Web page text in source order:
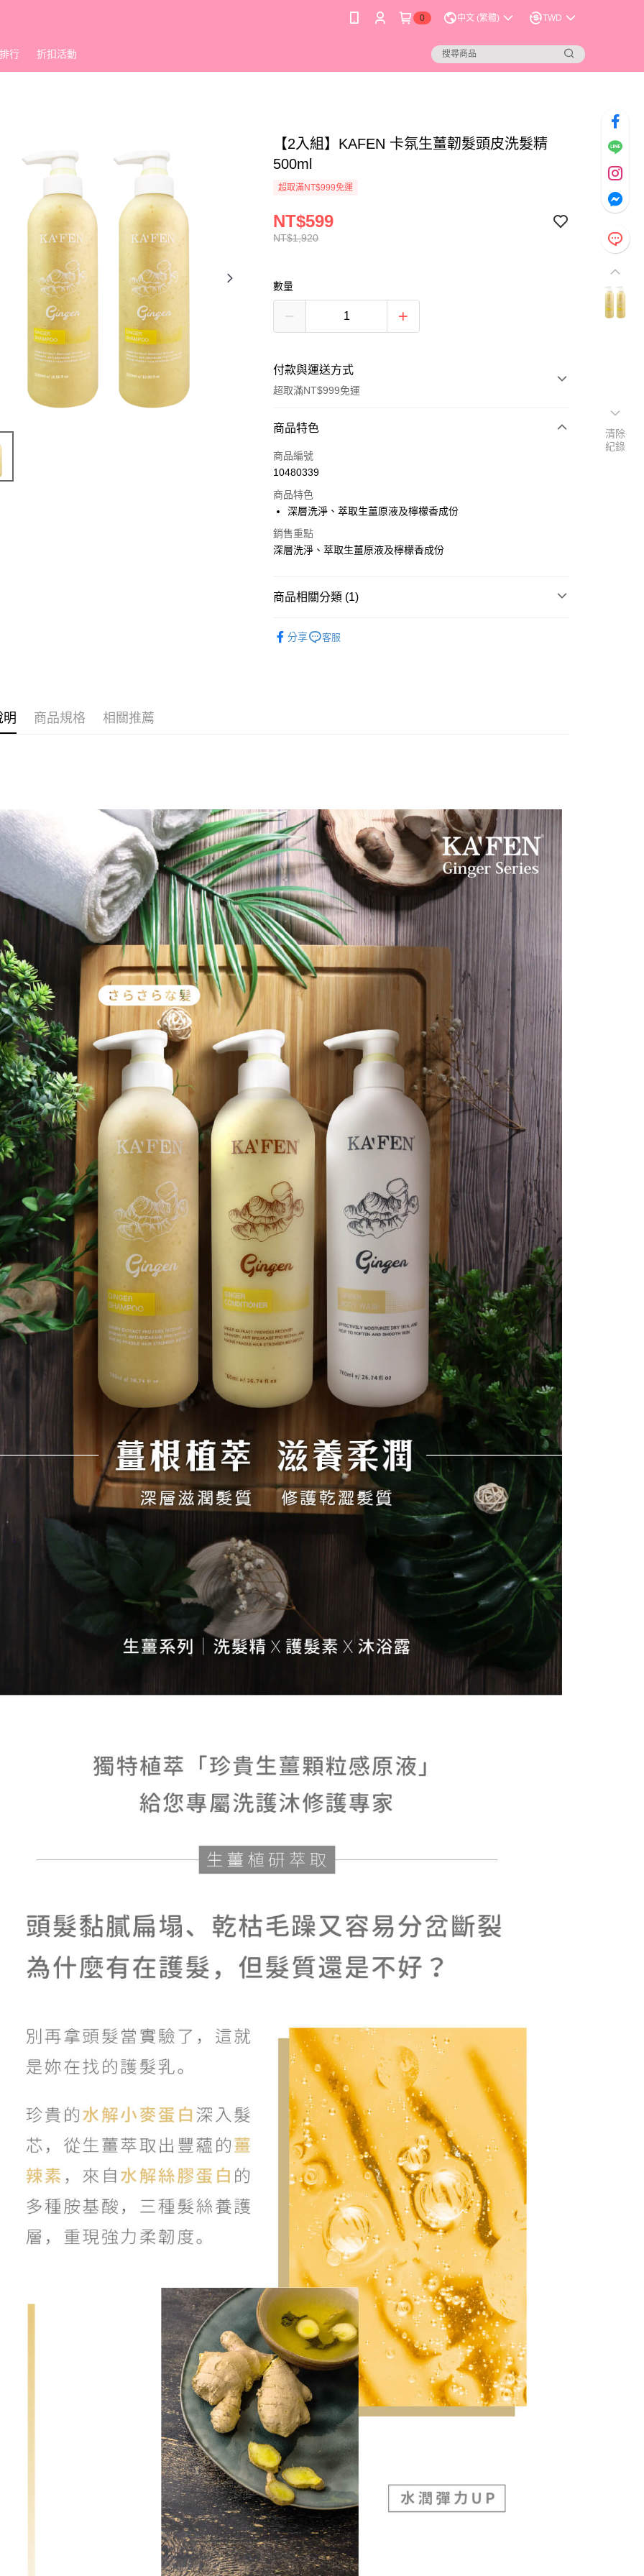
0 中文 (繁體) TWD
行 折扣活動
【2入組】KAFEN 卡氛生薑韌髮頭皮洗髮精
500ml
超取滿NT$999免運
NT$1,920
NT$599
數量
付款與運送方式
超取滿NT$999免運
付款方式
信用卡一次付款
LINE Pay
Apple Pay
AFTEE先享後付
３．收到繳費通知簡訊後14天內，點擊此簡訊中的連結，可透過四大超商
／ATM／網路銀行／等多元方式進行付款，方視為交易完成。
※ 請注意：結帳手續完成當下不需立刻繳費，但若您需要取消訂單，請聯
絡購買商品的店家。未經商家同意取消之訂單仍視為有效，需透過AFTEE
先享後付繳納相關費用。
※ 交易是否成功請以「AFTEE先享後付 」之結帳頁面顯示為準，若有關於
是否繳費成功／繳費後需取消欲退款等相關疑問，請聯繫「AFTEE先享後
付客戶支援中心」https://netprotections.freshdesk.com/support/home
【注意事項】
１．透過由恩沛科技股份有限公司提供之「AFTEE先享後付」服務完成之
交易，需依本服務之必要範圍內提供個人資料，並將交易相關給付款項請
求債權轉讓予恩沛科技股份有限公司。
２．關於個人資料處理事宜，請瀏覽以下網址：
https://aftee.tw/terms/#terms3
３．未成年的使用者請事先徵得法定代理人或監護人之同意方可使用
「AFTEE先享後付」，若未經同意申辦者引起之損失，本公司不負相關責
任。
４．使用「AFTEE先享後付」時，將依據個別帳號之用戶狀況，依本公司
即時審查核予不同之上限額度；若仍有額度不足之情形，本公司將視審查
結果請求用戶進行身份認證。
５．嚴禁一人註冊多個帳號或使用他人資訊註冊。若發現惡意使用之情
形，恩沛科技股份有限公司將有權停止該用戶之使用額度並採取法律行
每筆NT$80，滿NT$999(含以上)免運費
7-11取貨付款
每筆NT$80，滿NT$999(含以上)免運費
先付款後7-11取貨
每筆NT$80，滿NT$999(含以上)免運費
宅配
每筆NT$90，滿NT$999(含以上)免運費
商品特色
商品編號
10480339
商品特色
深層洗淨、萃取生薑原液及檸檬香成份
銷售重點
深層洗淨、萃取生薑原液及檸檬香成份
商品相關分類 (1)
分享
客服
明 商品規格 相關推薦
清除
紀錄